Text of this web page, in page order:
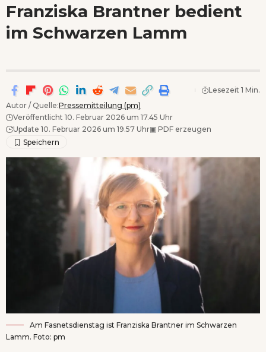
Franziska Brantner bedient
im Schwarzen Lamm
Autor / Quelle:Pressemitteilung (pm)
Veröffentlicht 10. Februar 2026 um 17.45 Uhr
Update 10. Februar 2026 um 19.57 Uhr▣ PDF erzeugen
Lesezeit 1 Min.
Am Fasnetsdienstag ist Franziska Brantner im Schwarzen
Lamm. Foto: pm